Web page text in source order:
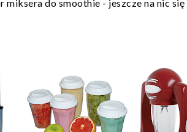
miksera do smoothie - jeszcze na nic